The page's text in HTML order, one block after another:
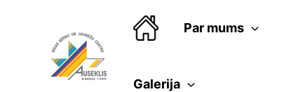
Par mums
Galerija